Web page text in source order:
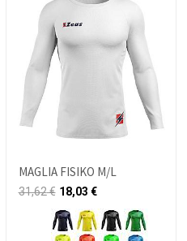
MAGLIA FISIKO M/L
31,62€ 18,03 €